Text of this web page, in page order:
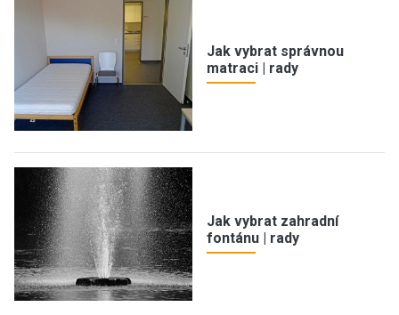
Jak vybrat správnou
matraci | rady
Jak vybrat zahradní
fontánu | rady